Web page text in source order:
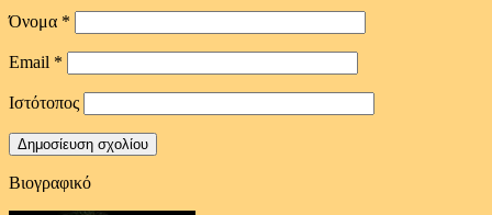
Όνομα *
Email *
Ιστότοπος
Βιογραφικό